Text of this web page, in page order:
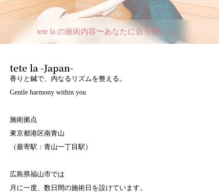
tete la の施術内容〜あなたに合う整いへ。
tete la -Japan-
香りと鍼で、内なるリズムを整える。
Gentle harmony within you
施術拠点
東京都港区南青山
（最寄駅：青山一丁目駅）
広島県福山市では
月に一度、数日間の施術日を設けています。